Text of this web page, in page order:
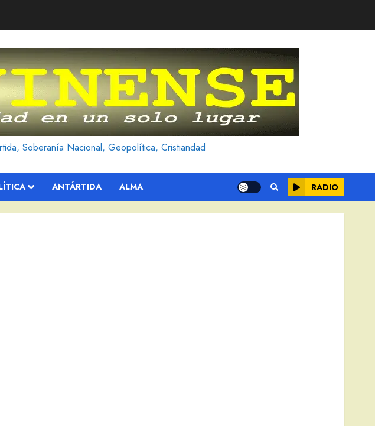
Soberanía Nacional, Geopolítica, Cristiandad
ANTÁRTIDA ALMA RADIO